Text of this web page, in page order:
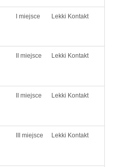
I miejsce Lekki Kontakt
II miejsce Lekki Kontakt
II miejsce Lekki Kontakt
III miejsce Lekki Kontakt